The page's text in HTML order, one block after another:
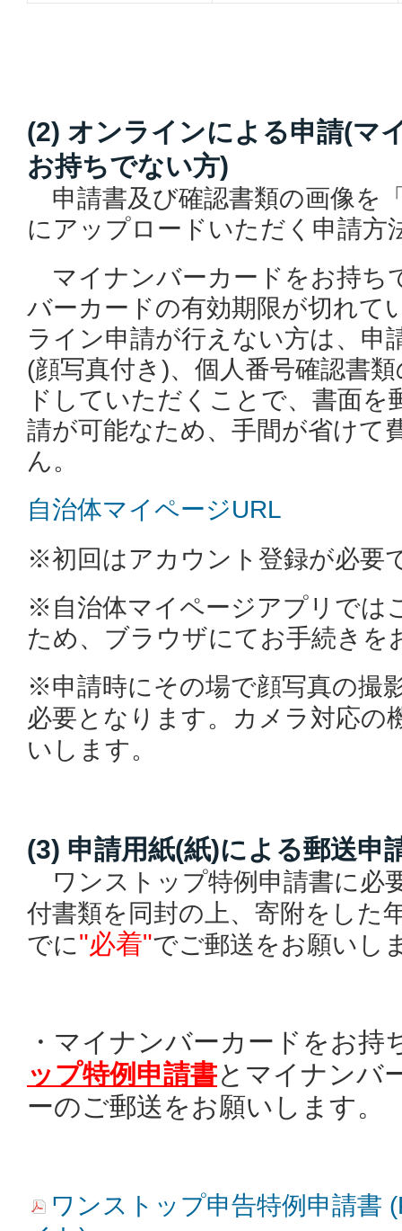
(2) オンラインによる申請(マ
お持ちでない方)
申請書及び確認書類の画像を
にアップロードいただく申請方
マイナンバーカードをお持ち
バーカードの有効期限が切れて
ライン申請が行えない方は、申
(顔写真付き)、個人番号確認書
ドしていただくことで、書面を
請が可能なため、手間が省けて
ん。
自治体マイページURL
※初回はアカウント登録が必要
※自治体マイページアプリでは
ため、ブラウザにてお手続きを
※申請時にその場で顔写真の撮
必要となります。カメラ対応の
いします。
(3) 申請用紙(紙)による郵送申
ワンストップ特例申請書に必
付書類を同封の上、寄附をした
でに"必着"でご郵送をお願いし
・マイナンバーカードをお持
ップ特例申請書とマイナンバ
ーのご郵送をお願いします。
ワンストップ申告特例申請書